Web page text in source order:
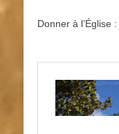
Donner à l’Église :